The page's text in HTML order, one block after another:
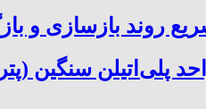
روند بازسازی و
پلی‌اتیلن سنگین